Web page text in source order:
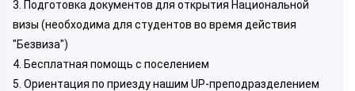
3. Подготовка документов для открытия Национальной
визы (необходима для студентов во время действия
"Безвиза")
4. Бесплатная помощь с поселением
5. Ориентация по приезду нашим UP-преподразделением